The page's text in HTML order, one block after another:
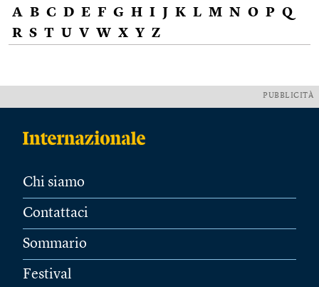
A B C D E F G H I J K L M N O P Q
R S T U V W X Y Z
PUBBLICITÀ
Chi siamo
Contattaci
Sommario
Festival